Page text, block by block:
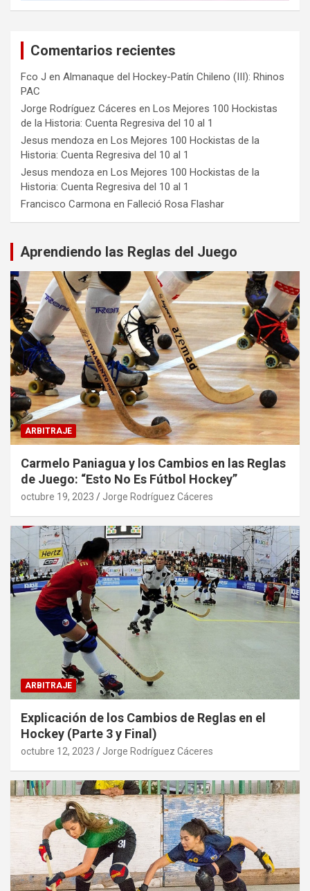
Comentarios recientes
Fco J en Almanaque del Hockey-Patín Chileno (III): Rhinos
PAC
Jorge Rodríguez Cáceres en Los Mejores 100 Hockistas
de la Historia: Cuenta Regresiva del 10 al 1
Jesus mendoza en Los Mejores 100 Hockistas de la
Historia: Cuenta Regresiva del 10 al 1
Jesus mendoza en Los Mejores 100 Hockistas de la
Historia: Cuenta Regresiva del 10 al 1
Francisco Carmona en Falleció Rosa Flashar
Aprendiendo las Reglas del Juego
ARBITRAJE
Carmelo Paniagua y los Cambios en las Reglas
de Juego: “Esto No Es Fútbol Hockey”
octubre 19, 2023 Jorge Rodríguez Cáceres
ARBITRAJE
Explicación de los Cambios de Reglas en el
Hockey (Parte 3 y Final)
octubre 12, 2023 Jorge Rodríguez Cáceres